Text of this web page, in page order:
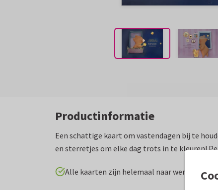
Productinformatie
Een schattige kaart om vastendagen bij te
en sterretjes om elke dag trots in te kleuren!
Alle kaarten zijn helemaal naar wens aan te